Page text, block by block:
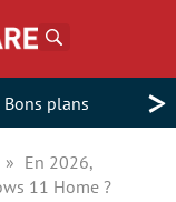
Bons plans >
En 2026,
11 Home ?